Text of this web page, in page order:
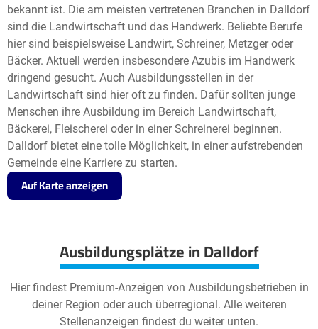
bekannt ist. Die am meisten vertretenen Branchen in Dalldorf
sind die Landwirtschaft und das Handwerk. Beliebte Berufe
hier sind beispielsweise Landwirt, Schreiner, Metzger oder
Bäcker. Aktuell werden insbesondere Azubis im Handwerk
dringend gesucht. Auch Ausbildungsstellen in der
Landwirtschaft sind hier oft zu finden. Dafür sollten junge
Menschen ihre Ausbildung im Bereich Landwirtschaft,
Bäckerei, Fleischerei oder in einer Schreinerei beginnen.
Dalldorf bietet eine tolle Möglichkeit, in einer aufstrebenden
Gemeinde eine Karriere zu starten.
Auf Karte anzeigen
Ausbildungsplätze in Dalldorf
Hier findest Premium-Anzeigen von Ausbildungsbetrieben in
deiner Region oder auch überregional. Alle weiteren
Stellenanzeigen findest du weiter unten.